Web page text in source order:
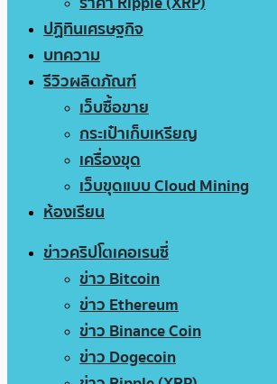
ปฏิทินเศรษฐกิจ
บทความ
รีวิวผลิตภัณฑ์
เว็บซื้อขาย
กระเป๋าเก็บเหรียญ
เครื่องขุด
เว็บขุดแบบ Cloud Mining
ห้องเรียน
ข่าวคริปโตเคอเรนซี่
ข่าว Bitcoin
ข่าว Ethereum
ข่าว Binance Coin
ข่าว Dogecoin